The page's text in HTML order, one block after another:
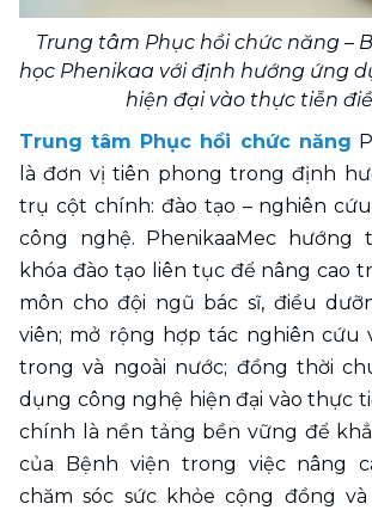
Trung tâm Phục hồi chức năng –
học Phenikaa với định hướng ứng
hiện đại vào thực tiễn
Trung tâm Phục hồi chức năng
là đơn vị tiên phong trong định
trụ cột chính: đào tạo – nghiên
công nghệ. PhenikaaMec
khóa đào tạo liên tục để nâng cao
môn cho đội ngũ bác sĩ, điều
viên; mở rộng hợp tác nghiên cứu
trong và ngoài nước; đồng thời
dụng công nghệ hiện đại vào thực
chính là nền tảng bền vững để
của Bệnh viện trong việc nâng
chăm sóc sức khỏe cộng đồng